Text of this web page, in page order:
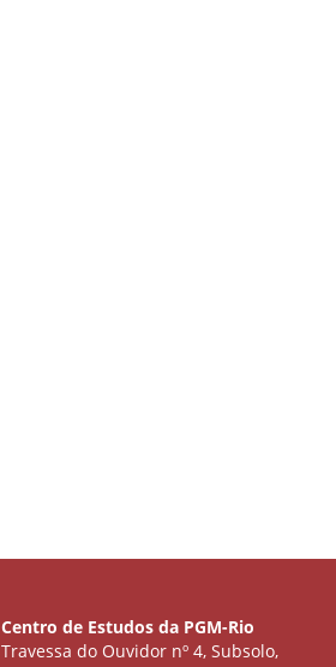
Centro de Estudos da PGM-Rio
Travessa do Ouvidor nº 4, Subsolo,